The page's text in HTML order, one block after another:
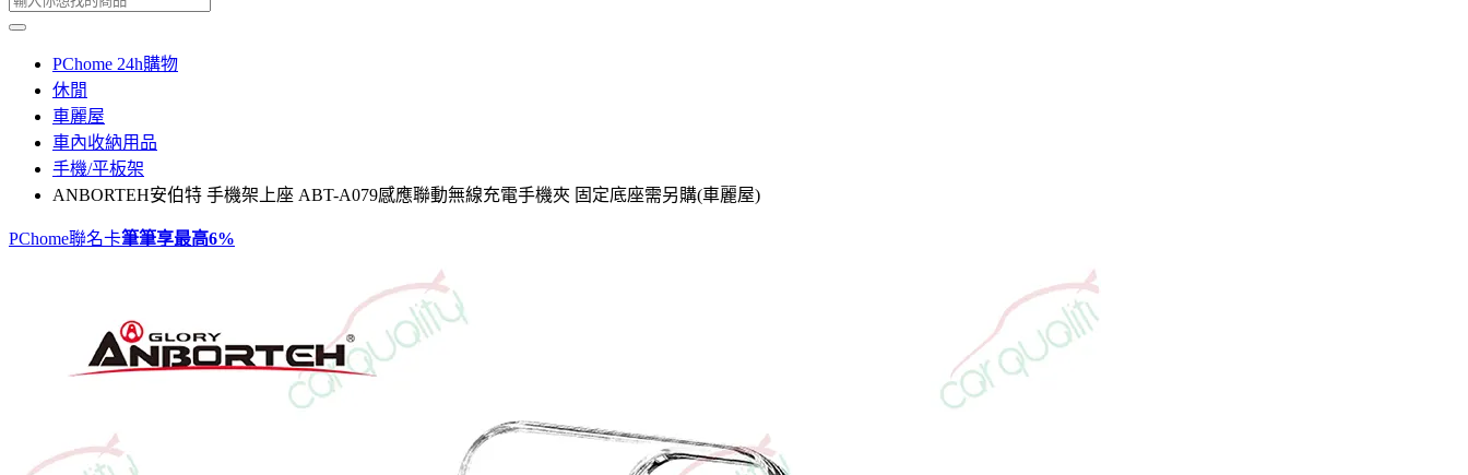
PChome 24h購物
休閒
車麗屋
車內收納用品
手機/平板架
ANBORTEH安伯特 手機架上座 ABT-A079感應聯動無線充電手機夾 固定底座需另購(車麗屋)
PChome聯名卡筆筆享最高6%